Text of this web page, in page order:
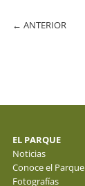
← ANTERIOR
EL PARQUE
Noticias
Conoce el Parque
Fotografías